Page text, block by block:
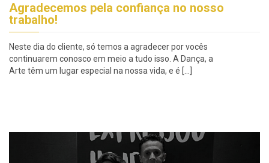
Agradecemos pela confiança no nosso
trabalho!
Neste dia do cliente, só temos a agradecer por vocês
continuarem conosco em meio a tudo isso. A Dança, a
Arte têm um lugar especial na nossa vida, e é […]